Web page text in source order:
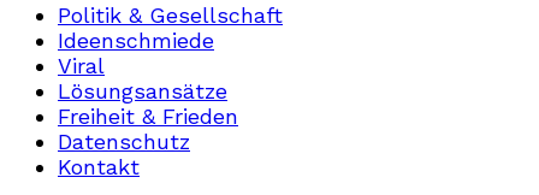
Politik & Gesellschaft
Ideenschmiede
Viral
Lösungsansätze
Freiheit & Frieden
Datenschutz
Kontakt